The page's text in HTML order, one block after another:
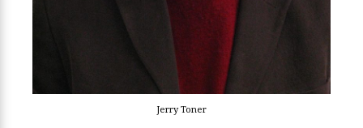
Jerry Toner